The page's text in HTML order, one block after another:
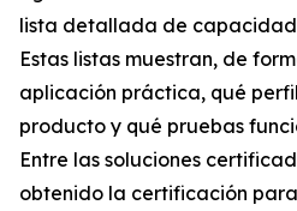
lista detallada de
Estas listas muestran, de
aplicación práctica, qué
producto y qué pruebas
Entre las soluciones
obtenido la certificación